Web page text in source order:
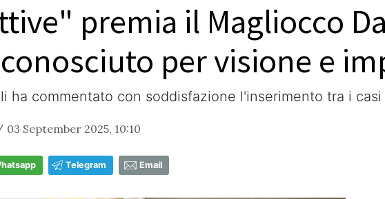
premia il Magliocco
per visione e
ha commentato con soddisfazione l'inserimento tra i
03 September 2025, 10:10
Telegram Email